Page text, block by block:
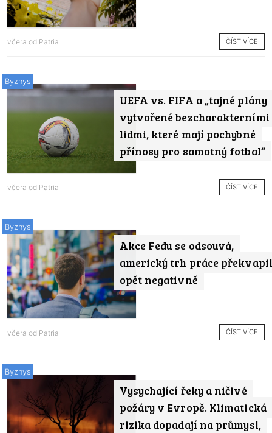
včera od Patria ČÍST VÍCE
UEFA vs. FIFA a „tajné plány
vytvořené bezcharakterními
lidmi, které mají pochybné
přínosy pro samotný fotbal“
Byznys
včera od Patria ČÍST VÍCE
Akce Fedu se odsouvá,
americký trh práce překvapil
opět negativně
Byznys
včera od Patria ČÍST VÍCE
Vysychající řeky a ničivé
požáry v Evropě. Klimatická
rizika dopadají na průmysl,
Byznys